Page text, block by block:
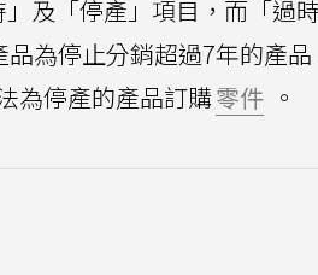
及「停產」項目，而「過
為停止分銷超過7年的產
為停產的產品訂購零件 。